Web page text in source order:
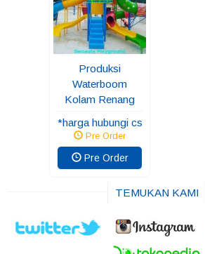
Produksi
Waterboom
Kolam Renang
*harga hubungi cs
Pre Order
Pre Order
TEMUKAN KAMI